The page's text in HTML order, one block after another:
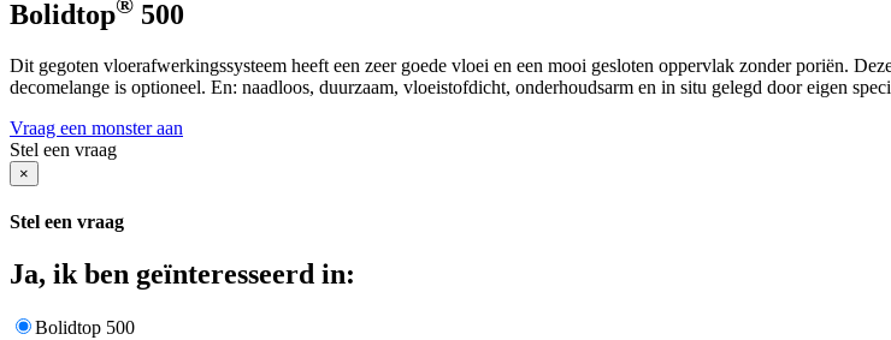
Bolidtop 500
Dit gegoten vloerafwerkingssysteem heeft een zeer goede vloei en een mooi gesloten oppervlak zonder poriën.
decomelange is optioneel. En: naadloos, duurzaam, vloeistofdicht, onderhoudsarm en in situ gelegd door eigen
Vraag een monster aan
Stel een vraag
×
Stel een vraag
Ja, ik ben geïnteresseerd in:
Bolidtop 500